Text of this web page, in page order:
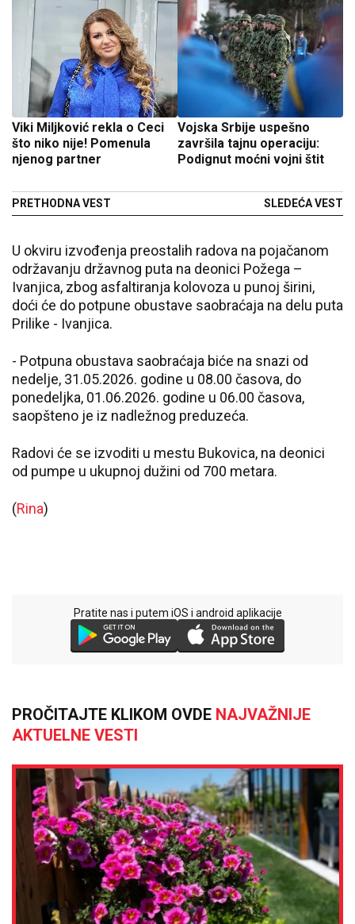
Viki Miljković rekla o Ceci
što niko nije! Pomenula
njenog partner
PRETHODNA VEST
Vojska Srbije uspešno
završila tajnu operaciju:
Podignut moćni vojni štit
SLEDEĆA VEST
U okviru izvođenja preostalih radova na pojačanom
održavanju državnog puta na deonici Požega –
Ivanjica, zbog asfaltiranja kolovoza u punoj širini,
doći će do potpune obustave saobraćaja na delu puta
Prilike - Ivanjica.
- Potpuna obustava saobraćaja biće na snazi od
nedelje, 31.05.2026. godine u 08.00 časova, do
ponedeljka, 01.06.2026. godine u 06.00 časova,
saopšteno je iz nadležnog preduzeća.
Radovi će se izvoditi u mestu Bukovica, na deonici
od pumpe u ukupnoj dužini od 700 metara.
(Rina)
Pratite nas i putem iOS i android aplikacije
PROČITAJTE KLIKOM OVDE NAJVAŽNIJE
AKTUELNE VESTI